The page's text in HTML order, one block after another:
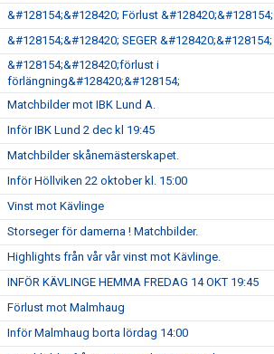
&#128154;&#128420; Förlust &#128420;&#128154;
&#128154;&#128420; SEGER &#128420;&#128154;
&#128154;&#128420;förlust i
förlängning&#128420;&#128154;
Matchbilder mot IBK Lund A.
Inför IBK Lund 2 dec kl 19:45
Matchbilder skånemästerskapet.
Inför Höllviken 22 oktober kl. 15:00
Vinst mot Kävlinge
Storseger för damerna ! Matchbilder.
Highlights från vår vår vinst mot Kävlinge.
INFÖR KÄVLINGE HEMMA FREDAG 14 OKT 19:45
Förlust mot Malmhaug
Inför Malmhaug borta lördag 14:00